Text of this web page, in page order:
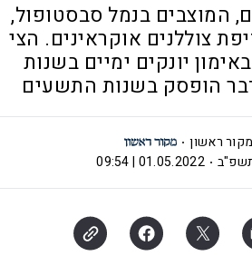
המוצבים בנמל סבסטופול,
צוללנים אוקראינים. הצי
יונקים ימיים בשנות
הופסק בשנות התשעים
ראשון
01.05.2022 | 09:54